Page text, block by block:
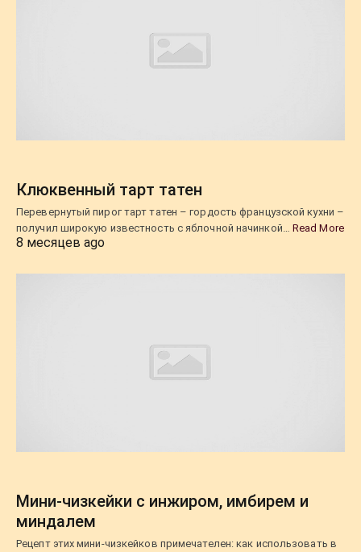
Клюквенный тарт татен
Перевернутый пирог тарт татен – гордость французской кухни –
получил широкую известность с яблочной начинкой… Read More
8 месяцев ago
Мини-чизкейки с инжиром, имбирем и
миндалем
Рецепт этих мини-чизкейков примечателен: как использовать в